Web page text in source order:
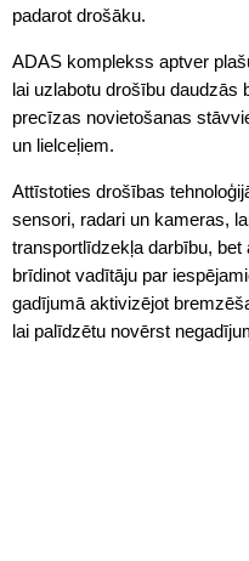
padarot drošāku.
ADAS komplekss aptver
lai uzlabotu drošību daudzās
precīzas novietošanas
un lielceļiem.
Attīstoties drošības
sensori, radari un kameras,
transportlīdzekļa darbību,
brīdinot vadītāju par
gadījumā aktivizējot
lai palīdzētu novērst